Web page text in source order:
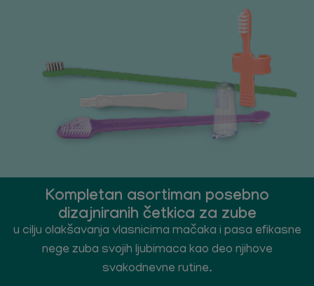
Kompletan asortiman posebno
dizajniranih četkica za zube
u cilju olakšavanja vlasnicima mačaka i pasa efikasne
nege zuba svojih ljubimaca kao deo njihove
svakodnevne rutine.